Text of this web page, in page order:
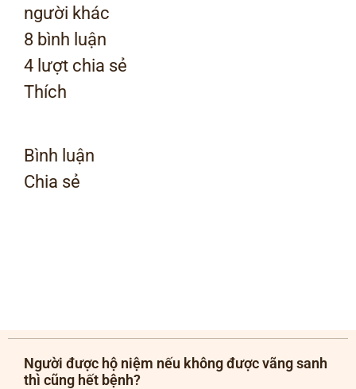
người khác
8 bình luận
4 lượt chia sẻ
Thích
Bình luận
Chia sẻ
Người được hộ niệm nếu không được vãng sanh
thì cũng hết bệnh?